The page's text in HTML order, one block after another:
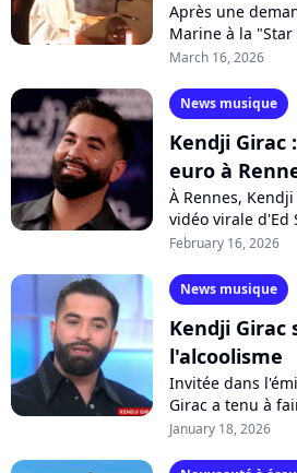
Après une
Marine à la
avait accepté de
March 16, 2026
News musique
Kendji Girac
euro à
À Rennes,
vidéo virale d'Ed
un concert pour
February 16, 2026
News musique
Kendji Girac
l'alcoolisme
Invitée dans
Girac a tenu à
de prévention
January 18, 2026